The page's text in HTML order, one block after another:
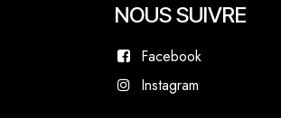
NOUS SUIVRE
Facebook
Instagram